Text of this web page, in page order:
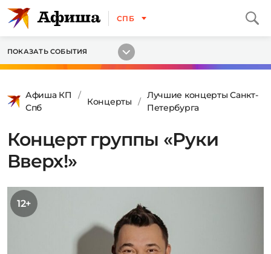
СПБ
ПОКАЗАТЬ СОБЫТИЯ
Афиша КП
Спб
Концерты
Лучшие концерты Санкт-
Петербурга
Концерт группы «Руки
Вверх!»
12+